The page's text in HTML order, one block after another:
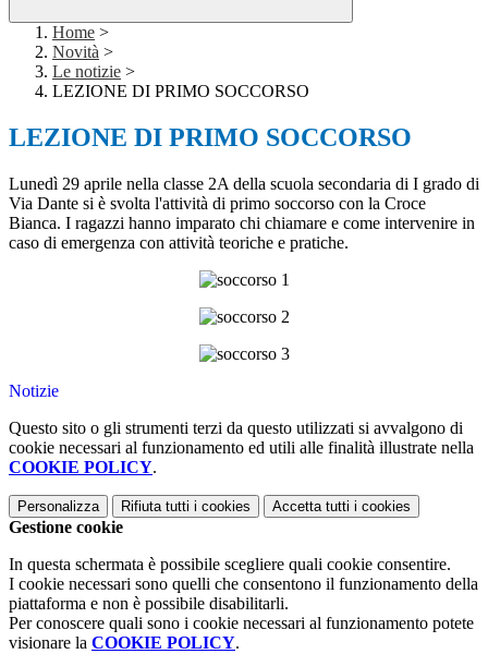
Home >
Novità >
Le notizie >
LEZIONE DI PRIMO SOCCORSO
LEZIONE DI PRIMO SOCCORSO
Lunedì 29 aprile nella classe 2A della scuola secondaria di I grado di
Via Dante si è svolta l'attività di primo soccorso con la Croce
Bianca. I ragazzi hanno imparato chi chiamare e come intervenire in
caso di emergenza con attività teoriche e pratiche.
Notizie
Questo sito o gli strumenti terzi da questo utilizzati si avvalgono di
cookie necessari al funzionamento ed utili alle finalità illustrate nella
COOKIE POLICY.
Personalizza Rifiuta tutti i cookies Accetta tutti i cookies
Gestione cookie
In questa schermata è possibile scegliere quali cookie consentire.
I cookie necessari sono quelli che consentono il funzionamento della
piattaforma e non è possibile disabilitarli.
Per conoscere quali sono i cookie necessari al funzionamento potete
visionare la COOKIE POLICY.